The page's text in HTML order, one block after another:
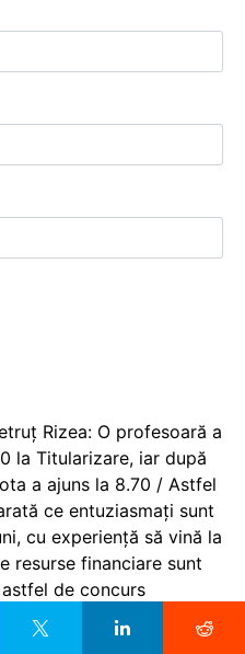
Rizea: O profesoară a
la Titularizare, iar după
a ajuns la 8.70 / Astfel
ce entuziasmați sunt
cu experiență să vină la
resurse financiare sunt
de concurs